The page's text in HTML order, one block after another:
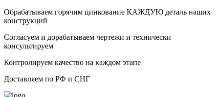
Обрабатываем горячим цинкование КАЖДУЮ деталь наших
конструкций
Согласуем и дорабатываем чертежи и технически
консультируем
Контролируем качество на каждом этапе
Доставляем по РФ и СНГ